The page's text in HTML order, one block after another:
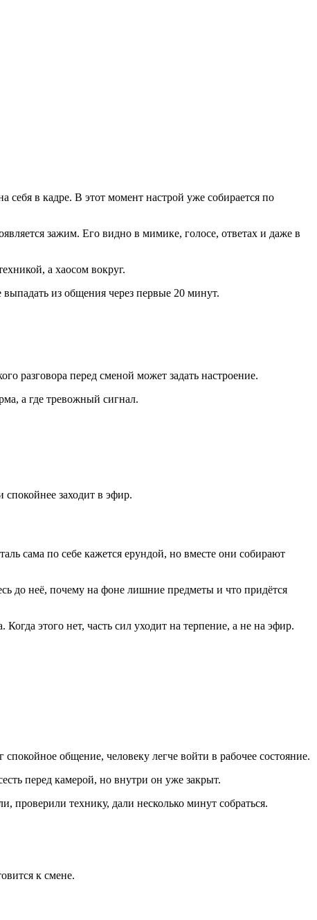
себя в кадре. В этот момент настрой уже собирается по
зажим. Его видно в мимике, голосе, ответах и даже в
а хаосом вокруг.
из общения через первые 20 минут.
разговора перед сменой может задать настроение.
а где тревожный сигнал.
заходит в эфир.
сама по себе кажется ерундой, но вместе они собирают
до неё, почему на фоне лишние предметы и что придётся
этого нет, часть сил уходит на терпение, а не на эфир.
общение, человеку легче войти в рабочее состояние.
перед камерой, но внутри он уже закрыт.
технику, дали несколько минут собраться.
к смене.